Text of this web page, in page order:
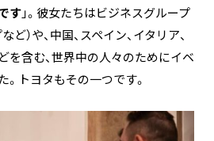
す 」。彼女たちはビジネスグループ
ど）や、中国、スペイン、イタリア、
を含む、世界中の人々のためにイベ
トヨタもその一つです。